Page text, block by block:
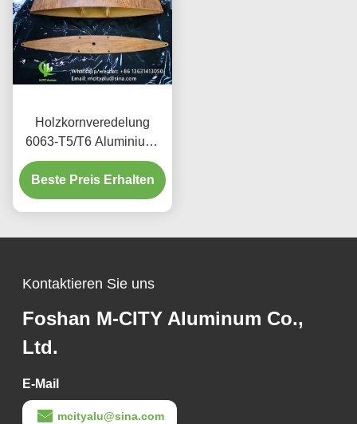
Holzkornveredelung
6063-T5/T6 Aluminium-
Aerofoil Louver mit 100
mm bis 600 mm Breite für
architektonische
Beste Preis Erhalten
Kontaktieren Sie uns
Foshan M-CITY Aluminum Co.,
Ltd.
E-Mail
mcityalu@sina.com